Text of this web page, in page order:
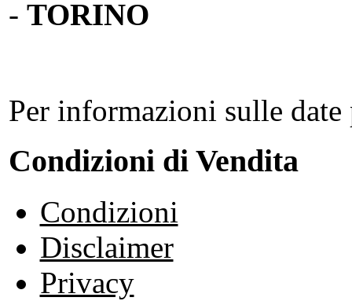
- TORINO
Per informazioni sulle
Condizioni di Vendita
Condizioni
Disclaimer
Privacy